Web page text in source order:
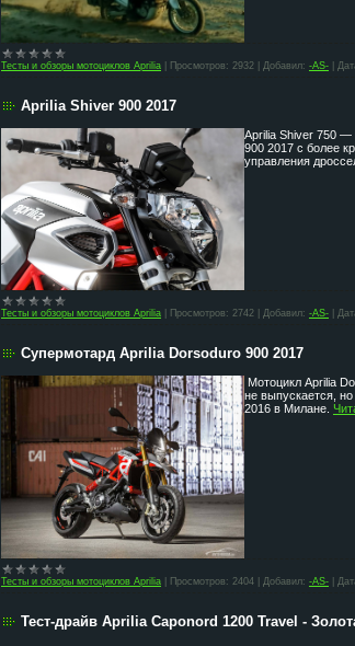
Тесты и обзоры мотоциклов Aprilia Просмотров: 2932 Добавил: -AS-
Aprilia Shiver 900 2017
Aprilia Shiver 750 —
900 2017 с более
управления
Тесты и обзоры мотоциклов Aprilia Просмотров: 2742 Добавил: -AS-
Cупермотард Aprilia Dorsoduro 900 2017
Мотоцикл Aprilia
не выпускается,
2016 в Милане.
Тесты и обзоры мотоциклов Aprilia Просмотров: 2404 Добавил: -AS-
Тест-драйв Aprilia Caponord 1200 Travel -